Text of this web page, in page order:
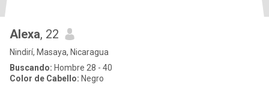
Alexa, 22
Nindirí, Masaya, Nicaragua
Buscando: Hombre 28 - 40
Color de Cabello: Negro